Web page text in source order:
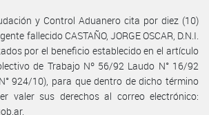
y Control Aduanero cita por diez (10)
fallecido CASTAÑO, JORGE OSCAR, D.N.I.
por el beneficio establecido en el artículo
de Trabajo Nº 56/92 Laudo N° 16/92
N° 924/10), para que dentro de dicho término
valer sus derechos al correo electrónico: